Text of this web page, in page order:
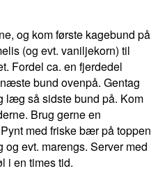
og kom første kagebund på
(og evt. vaniljekorn) til
Fordel ca. en fjerdedel
bund ovenpå. Gentag
læg så sidste bund på. Kom
Brug gerne en
med friske bær på toppen
evt. marengs. Server med
i en times tid.